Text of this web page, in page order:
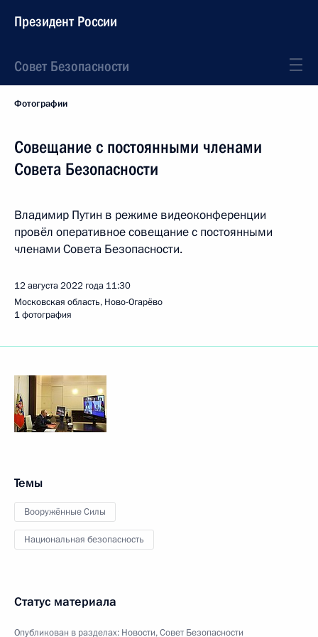
Президент России
Совет Безопасности
Фотографии
Совещание с постоянными членами
Совета Безопасности
Владимир Путин в режиме видеоконференции
провёл оперативное совещание с постоянными
членами Совета Безопасности.
12 августа 2022 года 11:30
Московская область, Ново-Огарёво
1 фотография
Темы
Вооружённые Силы
Национальная безопасность
Статус материала
Опубликован в разделах: Новости,Совет Безопасности